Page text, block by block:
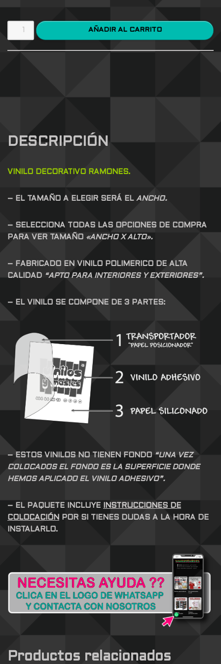
AÑADIR AL CARRITO
DESCRIPCIÓN
VINILO DECORATIVO RAMONES.
– EL TAMAÑO A ELEGIR SERÁ EL ANCHO.
– SELECCIONA TODAS LAS OPCIONES DE COMPRA
PARA VER TAMAÑO «ANCHO X ALTO».
– FABRICADO EN VINILO POLIMERICO DE ALTA
CALIDAD “APTO PARA INTERIORES Y EXTERIORES”.
– EL VINILO SE COMPONE DE 3 PARTES:
– ESTOS VINILOS NO TIENEN FONDO “UNA VEZ
COLOCADOS EL FONDO ES LA SUPERFICIE DONDE
HEMOS APLICADO EL VINILO ADHESIVO”.
– EL PAQUETE INCLUYE
INSTRUCCIONES DE
COLOCACIÓN
POR SI TIENES DUDAS A LA HORA DE
INSTALARLO.
Productos relacionados